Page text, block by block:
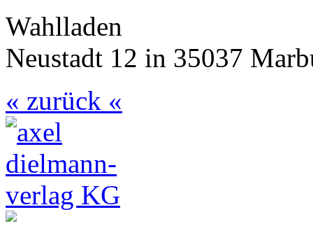
Wahlladen
Neustadt 12 in 35037
« zurück «